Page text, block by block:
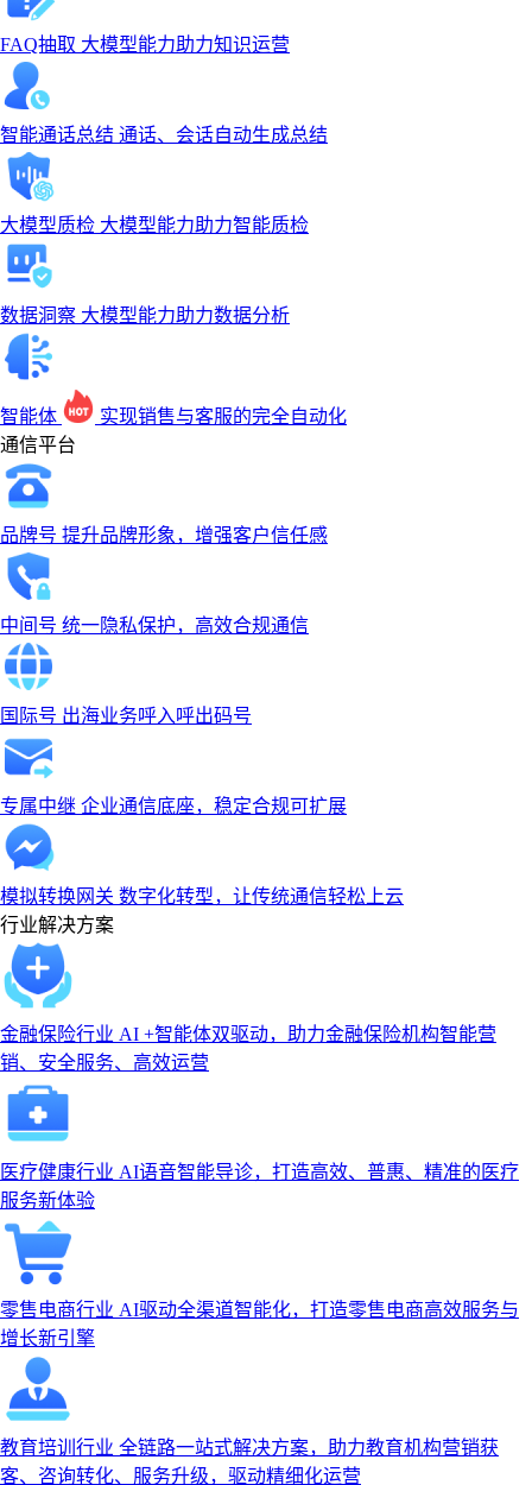
FAQ抽取 大模型能力助力知识运营
智能通话总结 通话、会话自动生成总结
大模型质检 大模型能力助力智能质检
数据洞察 大模型能力助力数据分析
智能体
实现销售与客服的完全自动化
通信平台
品牌号 提升品牌形象，增强客户信任感
中间号 统一隐私保护，高效合规通信
国际号 出海业务呼入呼出码号
专属中继 企业通信底座，稳定合规可扩展
模拟转换网关 数字化转型，让传统通信轻松上云
行业解决方案
金融保险行业 AI +智能体双驱动，助力金融保险机构智能营
销、安全服务、高效运营
医疗健康行业 AI语音智能导诊，打造高效、普惠、精准的医疗
服务新体验
零售电商行业 AI驱动全渠道智能化，打造零售电商高效服务与
增长新引擎
教育培训行业 全链路一站式解决方案，助力教育机构营销获
客、咨询转化、服务升级，驱动精细化运营